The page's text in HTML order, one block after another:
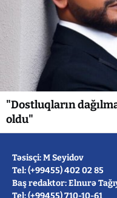
"Dostluqların
oldu"
Təsisçi: M Seyidov
Tel: (+99455) 402 02 85
Baş redaktor: Elnurə
Tel: (+99455) 710-10-61